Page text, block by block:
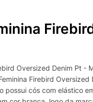
Oversized Denim Pt -
Firebird
possui cós com elástico